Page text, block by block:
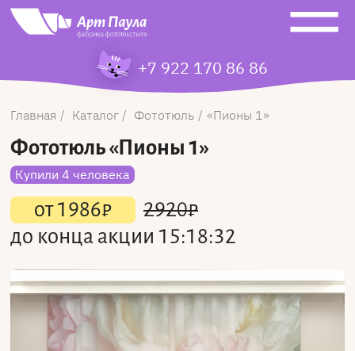
+7 922 170 86 86
Главная Каталог Фототюль Пионы 1
Фототюль«Пионы 1»
Купили 4 человека
от1986₽ 2920₽
до конца акции 15:18:32